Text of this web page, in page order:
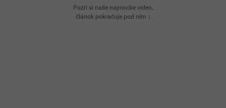
Pozri si naše najnovšie video,
článok pokračuje pod ním ↓